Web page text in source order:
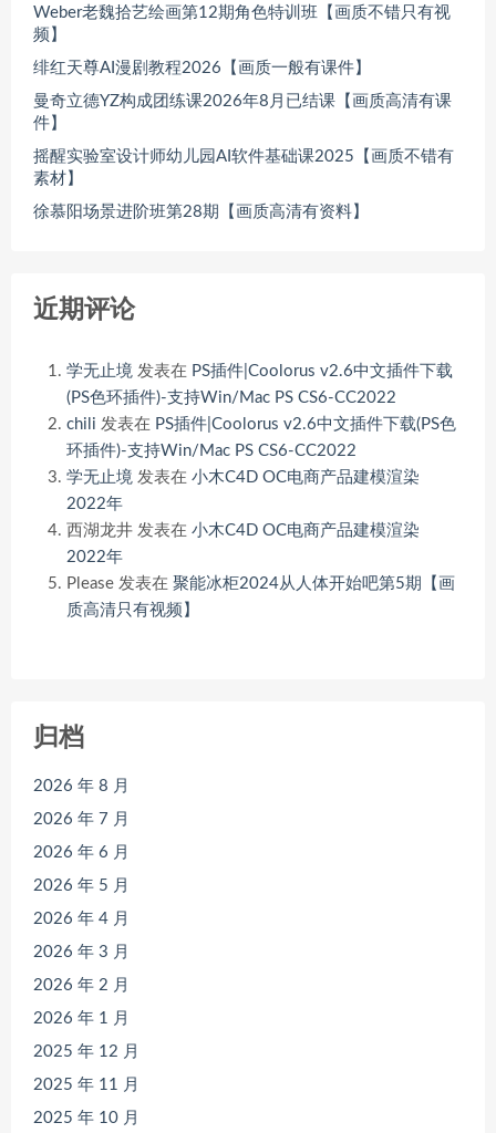
Weber老魏拾艺绘画第12期角色特训班【画质不错只有视
频】
绯红天尊AI漫剧教程2026【画质一般有课件】
曼奇立德YZ构成团练课2026年8月已结课【画质高清有课
件】
摇醒实验室设计师幼儿园AI软件基础课2025【画质不错有
素材】
徐慕阳场景进阶班第28期【画质高清有资料】
近期评论
学无止境 发表在 PS插件|Coolorus v2.6中文插件下载
(PS色环插件)-支持Win/Mac PS CS6-CC2022
chili 发表在 PS插件|Coolorus v2.6中文插件下载(PS色
环插件)-支持Win/Mac PS CS6-CC2022
学无止境 发表在 小木C4D OC电商产品建模渲染
2022年
西湖龙井 发表在 小木C4D OC电商产品建模渲染
2022年
Please 发表在 聚能冰柜2024从人体开始吧第5期【画
质高清只有视频】
归档
2026 年 8 月
2026 年 7 月
2026 年 6 月
2026 年 5 月
2026 年 4 月
2026 年 3 月
2026 年 2 月
2026 年 1 月
2025 年 12 月
2025 年 11 月
2025 年 10 月